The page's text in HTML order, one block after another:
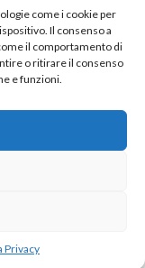
come i cookie per
Il consenso a
il comportamento di
o ritirare il consenso
e funzioni.
Privacy
POLICY
AREA
.